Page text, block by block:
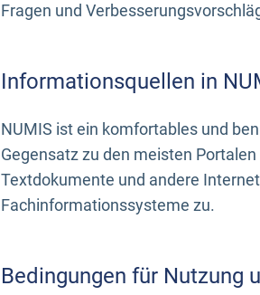
Fragen und
Informationsquellen in
NUMIS ist ein komfortables und
Gegensatz zu den meisten
Textdokumente und andere
Fachinformationssysteme zu.
Bedingungen für Nutzung